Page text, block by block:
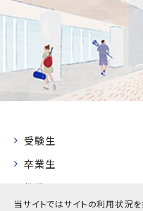
当サイトではサイトの利用状
受験生
卒業生
教職員